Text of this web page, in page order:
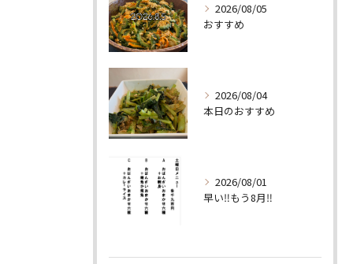
2026/08/05
おすすめ
2026/08/04
本日のおすすめ
2026/08/01
早い‼️もう8月‼️